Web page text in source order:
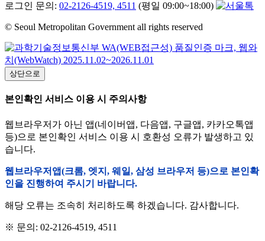
로그인 문의: 02-2126-4519, 4511 (평일 09:00~18:00)
© Seoul Metropolitan Government all rights reserved
상단으로
본인확인 서비스 이용 시 주의사항
웹브라우저가 아닌 앱(네이버앱, 다음앱, 구글앱, 카카오톡앱
등)으로 본인확인 서비스 이용 시 호환성 오류가 발생하고 있
습니다.
웹브라우저앱(크롬, 엣지, 웨일, 삼성 브라우저 등)으로 본인확
인을 진행하여 주시기 바랍니다.
해당 오류는 조속히 처리하도록 하겠습니다. 감사합니다.
※ 문의: 02-2126-4519, 4511